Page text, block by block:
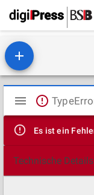
Mirador
Viewer
Es ist ein
Technische Details